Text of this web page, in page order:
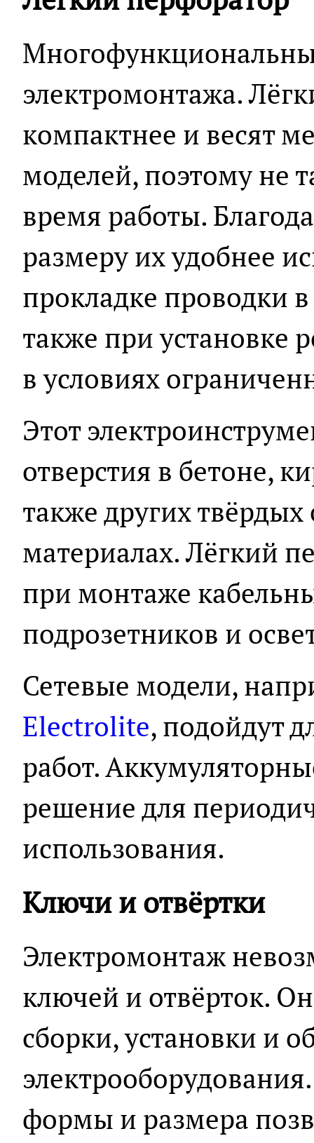
электромонтажа.
компактнее и весят
моделей, поэтому не
время работы.
размеру их удобнее
прокладке проводки
также при установке
в условиях
Этот
отверстия в бетоне,
также других
материалах. Лёгкий
при монтаже
подрозетников и
Сетевые модели,
Electrolite, подойдут
работ.
решение для
использования.
Ключи и отвёртки
Электромонтаж
ключей и отвёрток.
сборки, установки и
формы и размера